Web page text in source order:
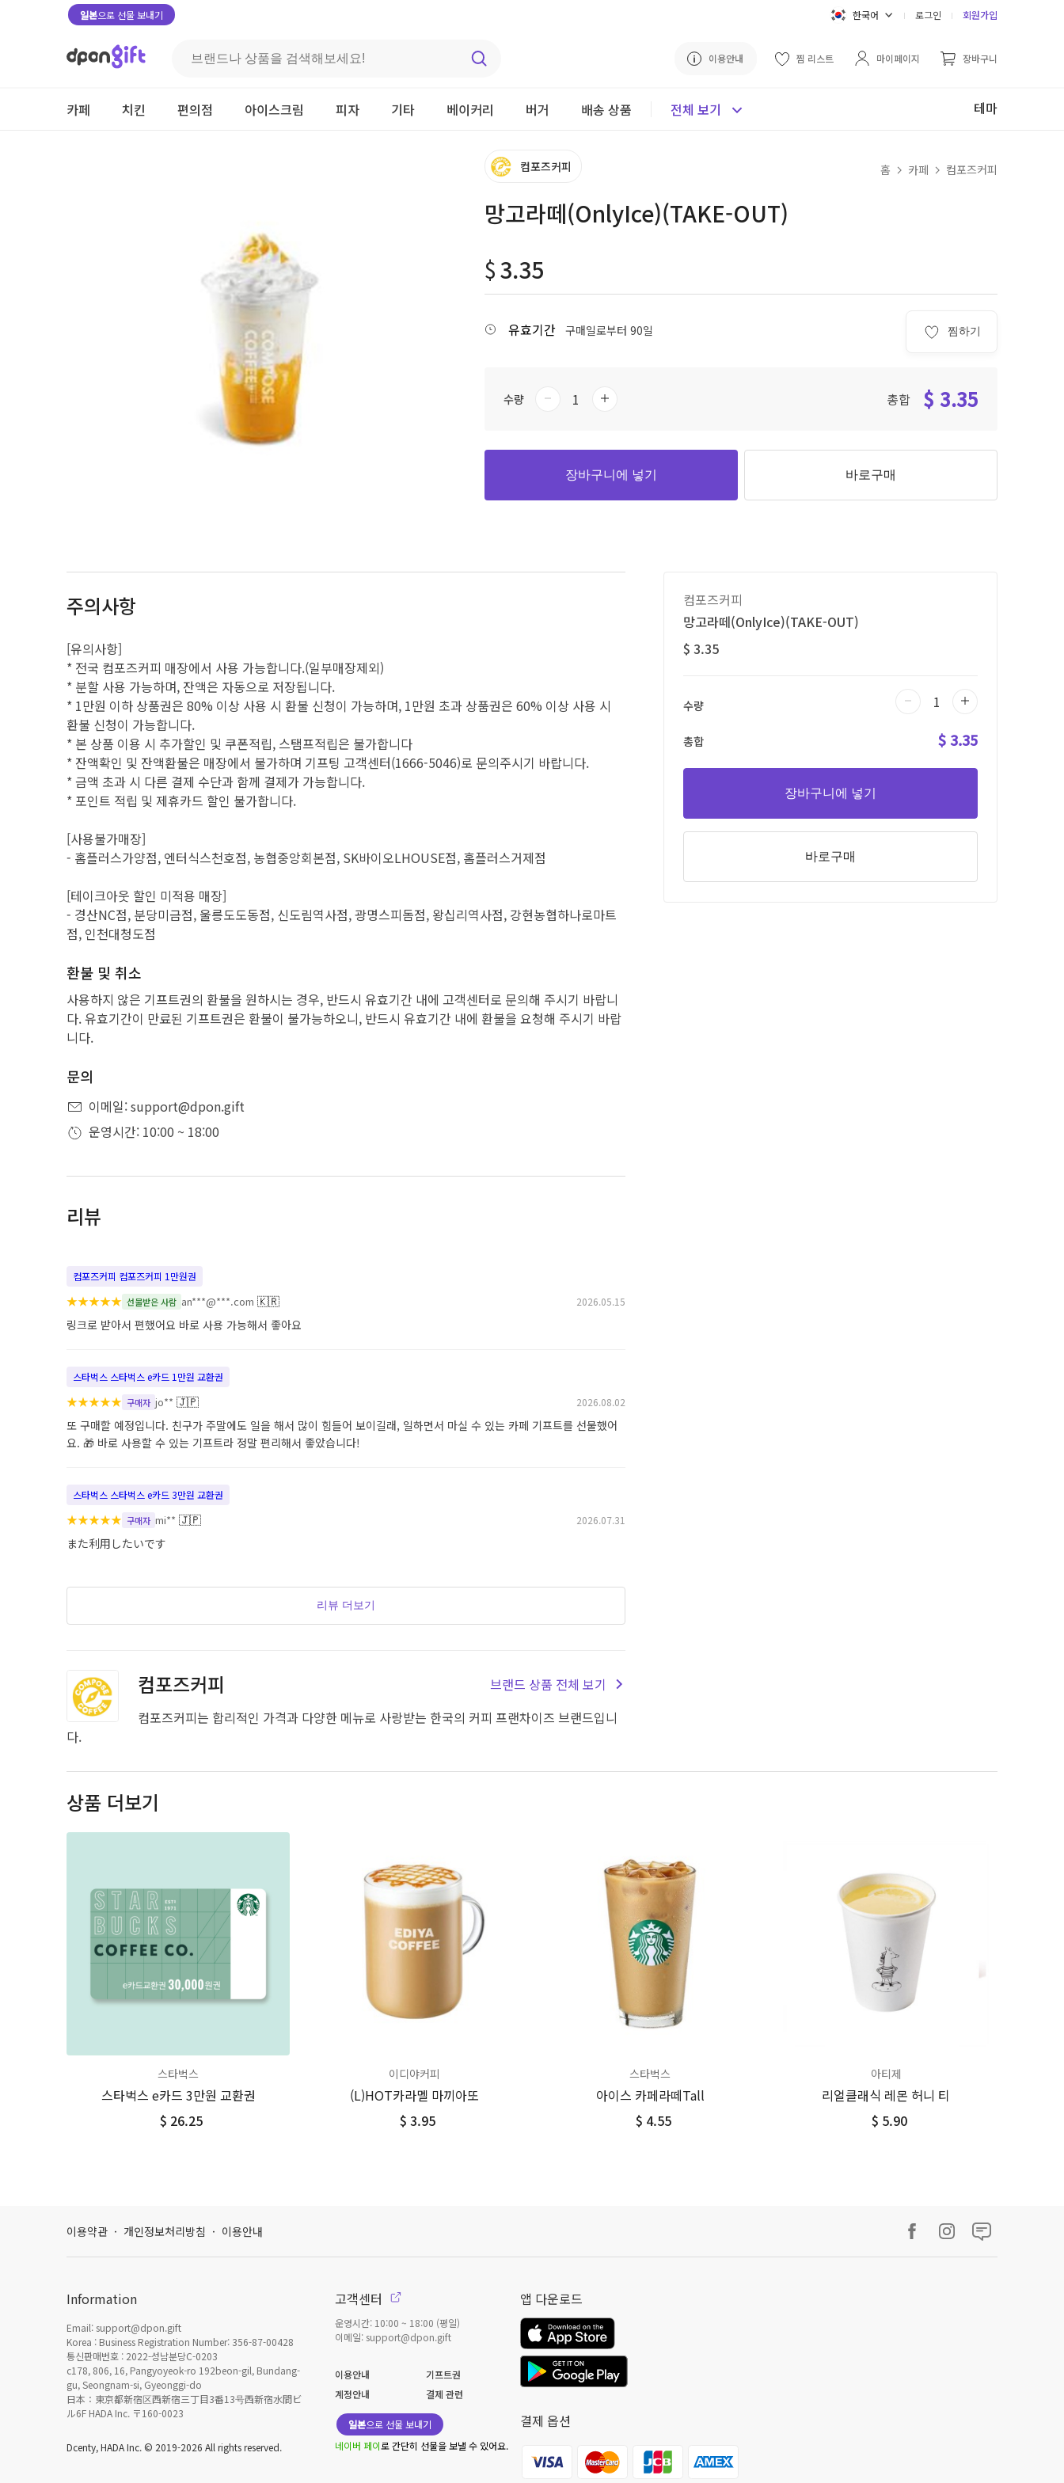
일본으로 선물 보내기 한국어 로그인 회원가입
이용안내 찜 리스트 마이페이지 장바구니
카페 치킨 편의점 아이스크림 피자 기타 베이커리 버거 배송 상품 전체 보기 테마
컴포즈커피 홈 카페 컴포즈커피
망고라떼(OnlyIce)(TAKE-OUT)
$3.35
찜하기
유효기간 구매일로부터 90일
수량 총합 $ 3.35
장바구니에 넣기 바로구매
주의사항
[유의사항]
* 전국 컴포즈커피 매장에서 사용 가능합니다.(일부매장제외)
* 분할 사용 가능하며, 잔액은 자동으로 저장됩니다.
* 1만원 이하 상품권은 80% 이상 사용 시 환불 신청이 가능하며, 1만원 초과 상품권은 60% 이상 사용 시
환불 신청이 가능합니다.
* 본 상품 이용 시 추가할인 및 쿠폰적립, 스탬프적립은 불가합니다
* 잔액확인 및 잔액환불은 매장에서 불가하며 기프팅 고객센터(1666-5046)로 문의주시기 바랍니다.
* 금액 초과 시 다른 결제 수단과 함께 결제가 가능합니다.
* 포인트 적립 및 제휴카드 할인 불가합니다.
[사용불가매장]
- 홈플러스가양점, 엔터식스천호점, 농협중앙회본점, SK바이오LHOUSE점, 홈플러스거제점
[테이크아웃 할인 미적용 매장]
- 경산NC점, 분당미금점, 울릉도도동점, 신도림역사점, 광명스피돔점, 왕십리역사점, 강현농협하나로마트
점, 인천대청도점
환불 및 취소
사용하지 않은 기프트권의 환불을 원하시는 경우, 반드시 유효기간 내에 고객센터로 문의해 주시기 바랍니
다. 유효기간이 만료된 기프트권은 환불이 불가능하오니, 반드시 유효기간 내에 환불을 요청해 주시기 바랍
니다.
문의
이메일: support@dpon.gift
운영시간: 10:00 ~ 18:00
리뷰
컴포즈커피 컴포즈커피 1만원권
★★★★★ 선물받은 사람 an***@***.com 🇰🇷 2026.05.15
링크로 받아서 편했어요 바로 사용 가능해서 좋아요
스타벅스 스타벅스 e카드 1만원 교환권
★★★★★ 구매자 jo** 🇯🇵 2026.08.02
또 구매할 예정입니다. 친구가 주말에도 일을 해서 많이 힘들어 보이길래, 일하면서 마실 수 있는 카페 기프트를 선물했어
요. 🎁 바로 사용할 수 있는 기프트라 정말 편리해서 좋았습니다!
스타벅스 스타벅스 e카드 3만원 교환권
★★★★★ 구매자 mi** 🇯🇵 2026.07.31
また利用したいです
리뷰 더보기
컴포즈커피
브랜드 상품 전체 보기
컴포즈커피는 합리적인 가격과 다양한 메뉴로 사랑받는 한국의 커피 프랜차이즈 브랜드입니
다.
컴포즈커피
망고라떼(OnlyIce)(TAKE-OUT)
$ 3.35
수량
총합 $ 3.35
장바구니에 넣기
바로구매
상품 더보기
스타벅스
스타벅스 e카드 3만원 교환권
$ 26.25
이디야커피
(L)HOT카라멜 마끼아또
$ 3.95
스타벅스
아이스 카페라떼Tall
$ 4.55
아티제
리얼클래식 레몬 허니 티
$ 5.90
이용약관 · 개인정보처리방침 · 이용안내
Information
Email: support@dpon.gift
Korea : Business Registration Number: 356-87-00428
통신판매번호 : 2022-성남분당C-0203
c178, 806, 16, Pangyoyeok-ro 192beon-gil, Bundang-
gu, Seongnam-si, Gyeonggi-do
日本：東京都新宿区西新宿三丁目3番13号西新宿水間ビ
ル6F HADA Inc. 〒160-0023
Dcenty, HADA Inc. © 2019-2026 All rights reserved.
고객센터
운영시간: 10:00 ~ 18:00 (평일)
이메일: support@dpon.gift
이용안내
기프트권
계정안내
결제 관련
일본으로 선물 보내기
네이버 페이로 간단히 선물을 보낼 수 있어요.
앱 다운로드
결제 옵션